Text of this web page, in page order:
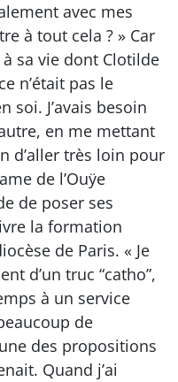
avec mes
à tout cela ? » Car
sa vie dont Clotilde
n’était pas le
soi. J’avais besoin
en me mettant
d’aller très loin pour
de l’Ouÿe
de poser ses
la formation
de Paris. « Je
d’un truc “catho”,
à un service
de
des propositions
Quand j’ai